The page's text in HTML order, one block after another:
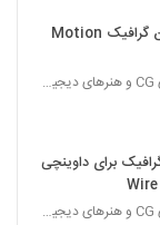
دانلود المان موشن گرافیک Motion
سیجی کوک - دنیای CG و هنرهای دیجیتال
برای داوینچی
سیجی کوک - دنیای CG و هنرهای دیجیتال